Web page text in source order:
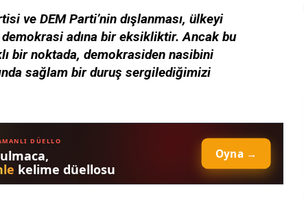
ve DEM Parti’nin dışlanması, ülkeyi
demokrasi adına bir eksikliktir. Ancak bu
bir noktada, demokrasiden nasibini
sağlam bir duruş sergilediğimizi